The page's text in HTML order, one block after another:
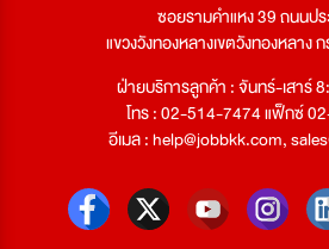
ซอยรามคำแหง 39 ถนนป
แขวงวังทองหลางเขตวังทองหลาง
ฝ่ายบริการลูกค้า : จันทร์-เสาร์
โทร : 02-514-7474 แฟ็กซ์
อีเมล :help@jobbkk.com,